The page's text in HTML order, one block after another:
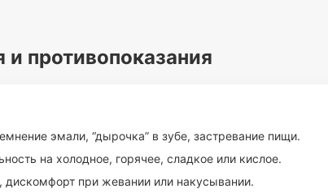
и противопоказания
эмали, “дырочка” в зубе, застревание пищи.
на холодное, горячее, сладкое или кислое.
дискомфорт при жевании или накусывании.